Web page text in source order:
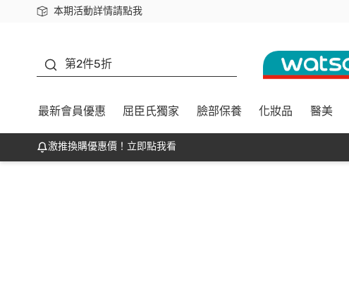
本期活動詳情請點我
下載app最高回饋$350
第2件5折
最新會員優惠 屈臣氏獨家 臉部保養 化妝品 醫美
激推換購優惠價！立即點我看